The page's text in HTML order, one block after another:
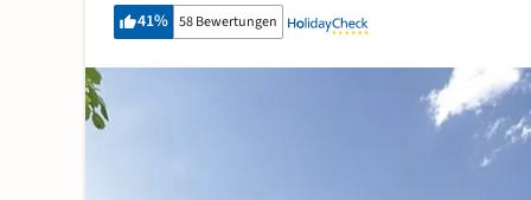
41% 58 Bewertungen